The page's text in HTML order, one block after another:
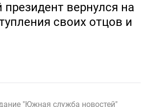
президент вернулся на
своих отцов и
"Южная служба новостей"